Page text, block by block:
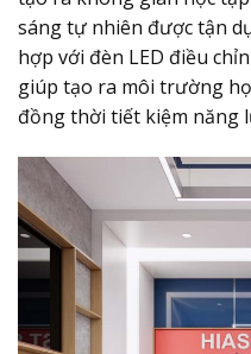
sáng tự nhiên được tận
hợp với đèn LED điều
giúp tạo ra môi trường
đồng thời tiết kiệm năng